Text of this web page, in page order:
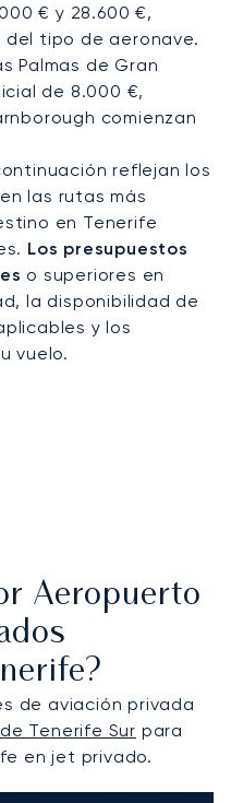
LunaJets fue el
europeo en
un reflejo de sus
y la excelencia
experiencia
para estancias en
como el
interinsulares
canario.
€ y 28.600 €,
tipo de aeronave.
Palmas de Gran
de 8.000 €,
comienzan
reflejan los
las rutas más
en Tenerife
Los presupuestos
o superiores en
la disponibilidad de
y los
vuelo.
Aeropuerto
de aviación privada
Tenerife Sur para
en jet privado.